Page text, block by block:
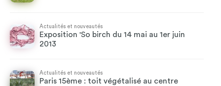
Actualités et nouveautés
Exposition 'So birch du 14 mai au 1er juin
2013
Actualités et nouveautés
Paris 15ème : toit végétalisé au centre